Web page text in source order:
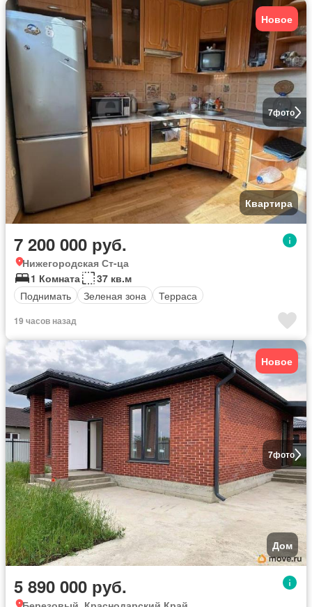
7фото
Новое
Квартира
7 200 000 руб.
Нижегородская Ст-ца
1 Комната
37 кв.м
Поднимать
Зеленая зона Терраса
19 часов назад
7фото
Новое
Дом
5 890 000 руб.